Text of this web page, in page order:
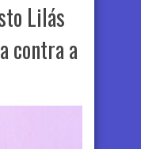
Lilás
contra a